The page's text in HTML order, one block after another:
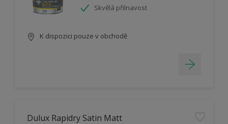
Skvělá přilnavost
K dispozici pouze v obchodě
Dulux Rapidry Satin Matt